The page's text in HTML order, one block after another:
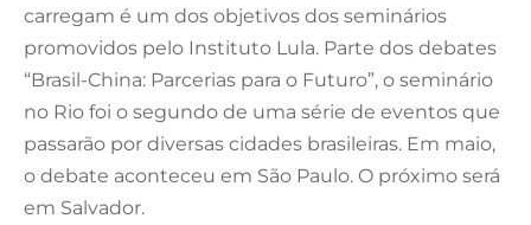
carregam é um dos objetivos dos seminários
promovidos pelo Instituto Lula. Parte dos debates
“Brasil-China: Parcerias para o Futuro”, o seminário
no Rio foi o segundo de uma série de eventos que
passarão por diversas cidades brasileiras. Em maio,
o debate aconteceu em São Paulo. O próximo será
em Salvador.